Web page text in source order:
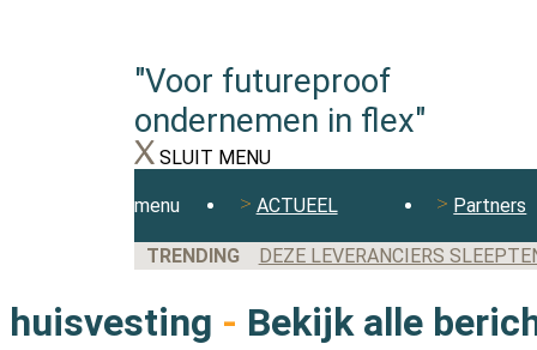
"Voor futureproof
ondernemen in flex"
SLUIT MENU
menu ACTUEEL Partners
TRENDING DEZE LEVERANCIERS
FLEXBRANCHE WACHT
huisvesting - Bekijk alle